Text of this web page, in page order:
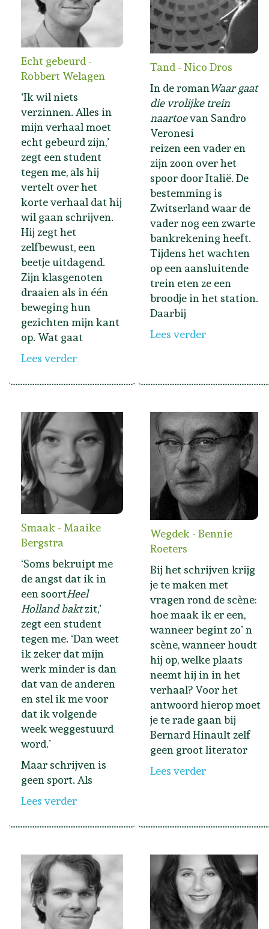
Echt gebeurd -
Robbert Welagen
‘Ik wil niets
verzinnen. Alles in
mijn verhaal moet
echt gebeurd zijn,’
zegt een student
tegen me, als hij
vertelt over het
korte verhaal dat hij
wil gaan schrijven.
Hij zegt het
zelfbewust, een
beetje uitdagend.
Zijn klasgenoten
draaien als in één
beweging hun
gezichten mijn kant
op. Wat gaat
Lees verder
Tand - Nico Dros
In de romanWaar gaat
die vrolijke trein
naartoevan Sandro
Veronesi
reizen een vader en
zijn zoon over het
spoor door Italië. De
bestemming is
Zwitserland waar de
vader nog een zwarte
bankrekening heeft.
Tijdens het wachten
op een aansluitende
trein eten ze een
broodje in het station.
Daarbij
Lees verder
Smaak - Maaike
Bergstra
‘Soms bekruipt me
de angst dat ik in
een soortHeel
Holland baktzit,’
zegt een student
tegen me. ‘Dan weet
ik zeker dat mijn
werk minder is dan
dat van de anderen
en stel ik me voor
dat ik volgende
week weggestuurd
word.’
Maar schrijven is
geen sport. Als
Lees verder
Wegdek - Bennie
Roeters
Bij het schrijven krijg
je te maken met
vragen rond de scène:
hoe maak ik er een,
wanneer begint zo’ n
scène, wanneer houdt
hij op, welke plaats
neemt hij in in het
verhaal? Voor het
antwoord hierop moet
je te rade gaan bij
Bernard Hinault zelf
geen groot literator
Lees verder